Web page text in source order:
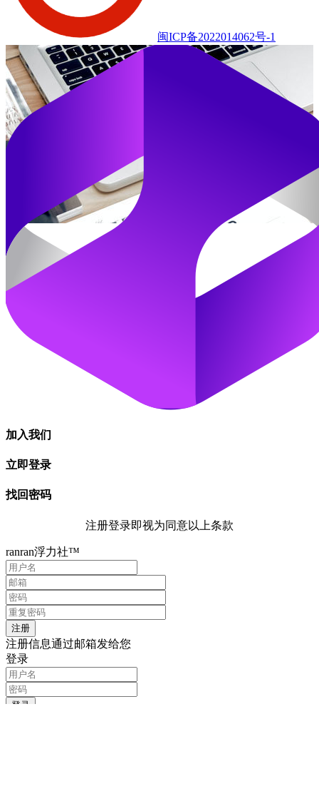
闽ICP备2022014062号-1
加入我们
立即登录
找回密码
注册登录即视为同意以上条款
ranran浮力社™
注册信息通过邮箱发给您
登录